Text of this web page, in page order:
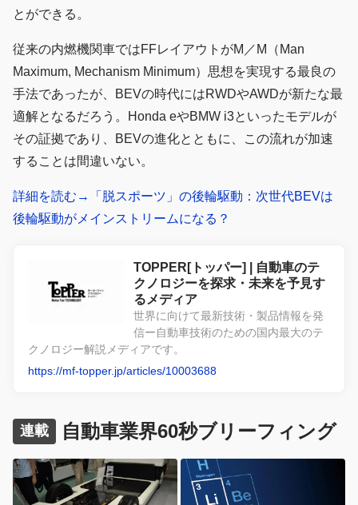
とができる。
従来の内燃機関車ではFFレイアウトがM／M（Man
Maximum, Mechanism Minimum）思想を実現する最良の
手法であったが、BEVの時代にはRWDやAWDが新たな最
適解となるだろう。Honda eやBMW i3といったモデルが
その証拠であり、BEVの進化とともに、この流れが加速
することは間違いない。
詳細を読む→「脱スポーツ」の後輪駆動：次世代BEVは
後輪駆動がメインストリームになる？
TOPPER[トッパー] | 自動車のテ
クノロジーを探求・未来を予見す
るメディア
世界に向けて最新技術・製品情報を発
信ー自動車技術のための国内最大のテ
クノロジー解説メディアです。
https://mf-topper.jp/articles/10003688
連載 自動車業界60秒ブリーフィング